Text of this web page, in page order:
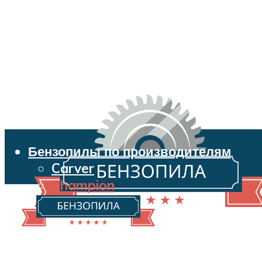
Бензопилы по производителям
Carver
Champion
Echo
Husqvarna